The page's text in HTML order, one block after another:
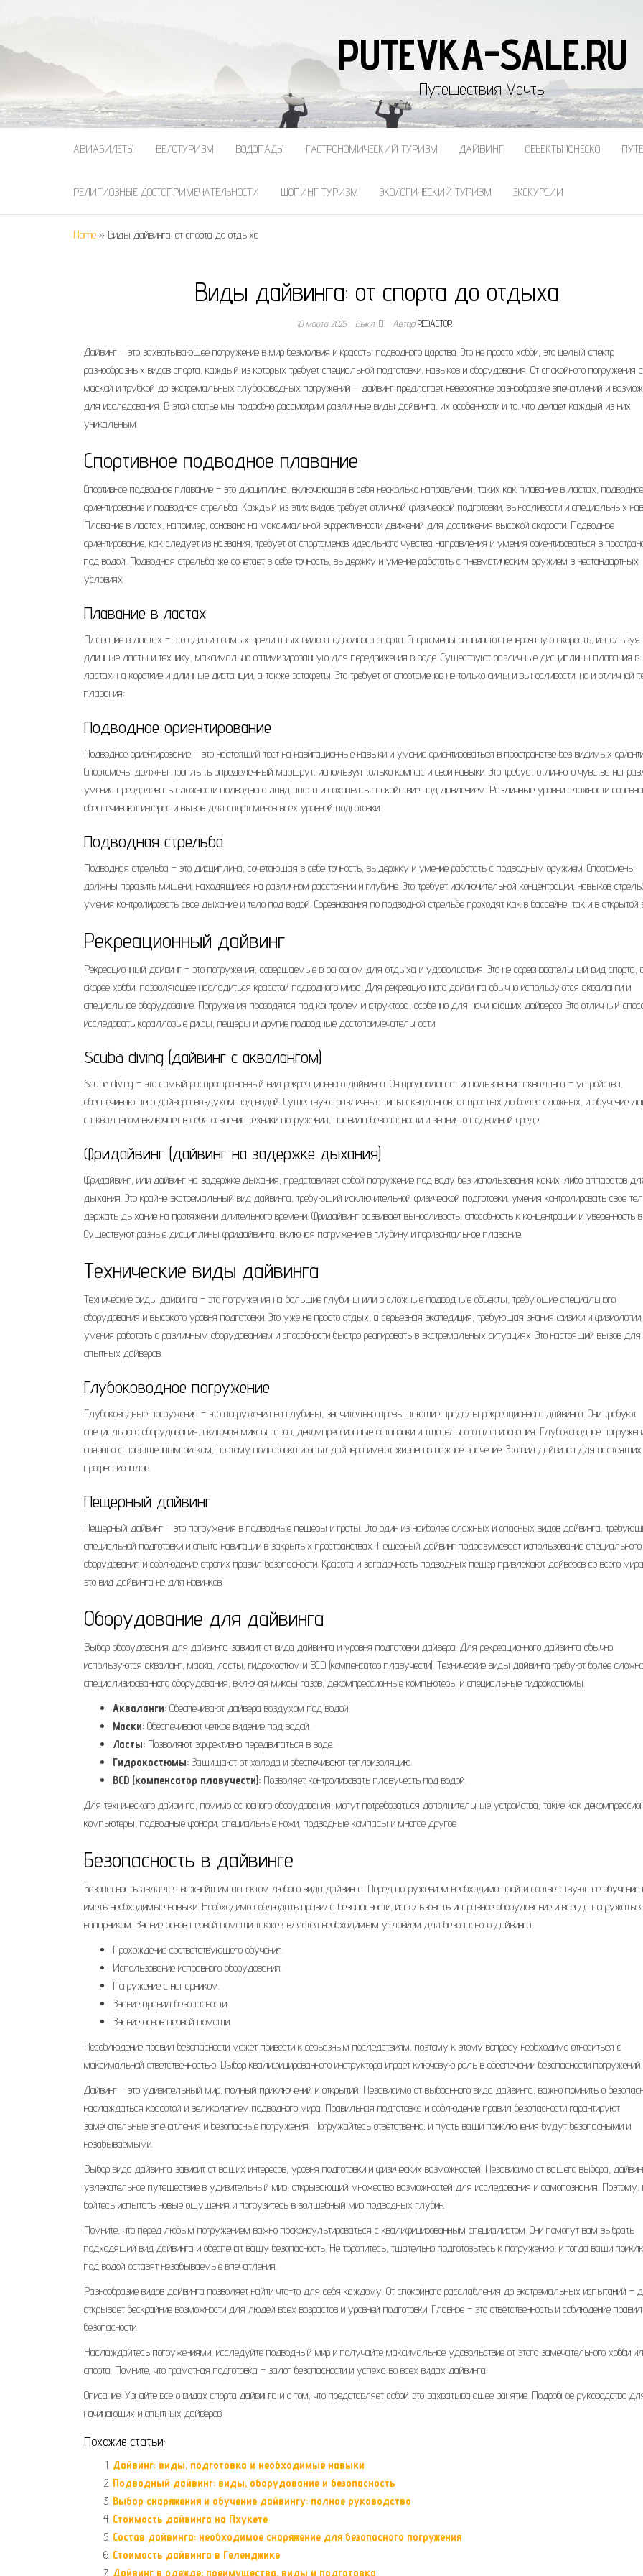
PUTEVKA-SALE.RU
Путешествия Мечты
АВИАБИЛЕТЫ ВЕЛОТУРИЗМ ВОДОПАДЫ ГАСТРОНОМИЧЕСКИЙ ТУРИЗМ ДАЙВИНГ ОБЪЕКТЫ ЮНЕСКО
РЕЛИГИОЗНЫЕ ДОСТОПРИМЕЧАТЕЛЬНОСТИ ШОПИНГ ТУРИЗМ ЭКОЛОГИЧЕСКИЙ ТУРИЗМ ЭКСКУРСИИ
Home » Виды дайвинга: от спорта до отдыха
Виды дайвинга: от спорта до отдыха
10 марта 2025 Выкл. АвторREDACTOR
Дайвинг – это захватывающее погружение в мир безмолвия и красоты подводного царства. Это не просто хобби, это целый спектр
разнообразных видов спорта, каждый из которых требует специальной подготовки, навыков и оборудования. От спокойного погружения с
маской и трубкой до экстремальных глубоководных погружений – дайвинг предлагает невероятное разнообразие впечатлений и
для исследования. В этой статье мы подробно рассмотрим различные виды дайвинга, их особенности и то, что делает каждый из них
уникальным.
Спортивное подводное плавание
Спортивное подводное плавание – это дисциплина, включающая в себя несколько направлений, таких как плавание в ластах, подводное
ориентирование и подводная стрельба. Каждый из этих видов требует отличной физической подготовки, выносливости и специальных
Плавание в ластах, например, основано на максимальной эффективности движений для достижения высокой скорости. Подводное
ориентирование, как следует из названия, требует от спортсменов идеального чувства направления и умения ориентироваться в
под водой. Подводная стрельба же сочетает в себе точность, выдержку и умение работать с пневматическим оружием в нестандартных
условиях.
Плавание в ластах
Плавание в ластах – это один из самых зрелищных видов подводного спорта. Спортсмены развивают невероятную скорость, используя
длинные ласты и технику, максимально оптимизированную для передвижения в воде. Существуют различные дисциплины плавания в
ластах: на короткие и длинные дистанции, а также эстафеты. Это требует от спортсменов не только силы и выносливости, но и отличной
плавания;
Подводное ориентирование
Подводное ориентирование – это настоящий тест на навигационные навыки и умение ориентироваться в пространстве без видимых
Спортсмены должны проплыть определенный маршрут, используя только компас и свои навыки. Это требует отличного чувства
умения преодолевать сложности подводного ландшафта и сохранять спокойствие под давлением. Различные уровни сложности
обеспечивают интерес и вызов для спортсменов всех уровней подготовки.
Подводная стрельба
Подводная стрельба – это дисциплина, сочетающая в себе точность, выдержку и умение работать с подводным оружием. Спортсмены
должны поразить мишени, находящиеся на различном расстоянии и глубине. Это требует исключительной концентрации, навыков
умения контролировать свое дыхание и тело под водой. Соревнования по подводной стрельбе проходят как в бассейне, так и в открытой
Рекреационный дайвинг
Рекреационный дайвинг – это погружения, совершаемые в основном для отдыха и удовольствия. Это не соревновательный вид спорта,
скорее хобби, позволяющее насладиться красотой подводного мира. Для рекреационного дайвинга обычно используются акваланги и
специальное оборудование. Погружения проводятся под контролем инструктора, особенно для начинающих дайверов. Это отличный
исследовать коралловые рифы, пещеры и другие подводные достопримечательности.
Scuba diving (дайвинг с аквалангом)
Scuba diving – это самый распространенный вид рекреационного дайвинга. Он предполагает использование акваланга – устройства,
обеспечивающего дайвера воздухом под водой. Существуют различные типы аквалангов, от простых до более сложных, и обучение
с аквалангом включает в себя освоение техники погружения, правила безопасности и знания о подводной среде.
Фридайвинг (дайвинг на задержке дыхания)
Фридайвинг, или дайвинг на задержке дыхания, представляет собой погружение под воду без использования каких-либо аппаратов
дыхания. Это крайне экстремальный вид дайвинга, требующий исключительной физической подготовки, умения контролировать свое
держать дыхание на протяжении длительного времени. Фридайвинг развивает выносливость, способность к концентрации и уверенность
Существуют разные дисциплины фридайвинга, включая погружение в глубину и горизонтальное плавание.
Технические виды дайвинга
Технические виды дайвинга – это погружения на большие глубины или в сложные подводные объекты, требующие специального
оборудования и высокого уровня подготовки. Это уже не просто отдых, а серьезная экспедиция, требующая знания физики и физиологии,
умения работать с различным оборудованием и способности быстро реагировать в экстремальных ситуациях. Это настоящий вызов для
опытных дайверов.
Глубоководное погружение
Глубоководные погружения – это погружения на глубины, значительно превышающие пределы рекреационного дайвинга. Они требуют
специального оборудования, включая миксы газов, декомпрессионные остановки и тщательного планирования. Глубоководное
связано с повышенным риском, поэтому подготовка и опыт дайвера имеют жизненно важное значение. Это вид дайвинга для настоящих
профессионалов.
Пещерный дайвинг
Пещерный дайвинг – это погружения в подводные пещеры и гроты. Это один из наиболее сложных и опасных видов дайвинга,
специальной подготовки и опыта навигации в закрытых пространствах. Пещерный дайвинг подразумевает использование специального
оборудования и соблюдение строгих правил безопасности. Красота и загадочность подводных пещер привлекают дайверов со всего
это вид дайвинга не для новичков.
Оборудование для дайвинга
Выбор оборудования для дайвинга зависит от вида дайвинга и уровня подготовки дайвера. Для рекреационного дайвинга обычно
используются акваланг, маска, ласты, гидрокостюм и BCD (компенсатор плавучести). Технические виды дайвинга требуют более
специализированного оборудования, включая миксы газов, декомпрессионные компьютеры и специальные гидрокостюмы.
Акваланги: Обеспечивают дайвера воздухом под водой.
Маски: Обеспечивают четкое видение под водой.
Ласты: Позволяют эффективно передвигаться в воде.
Гидрокостюмы: Защищают от холода и обеспечивают теплоизоляцию.
BCD (компенсатор плавучести): Позволяет контролировать плавучесть под водой.
Для технического дайвинга, помимо основного оборудования, могут потребоваться дополнительные устройства, такие как
компьютеры, подводные фонари, специальные ножи, подводные компасы и многое другое.
Безопасность в дайвинге
Безопасность является важнейшим аспектом любого вида дайвинга. Перед погружением необходимо пройти соответствующее обучение
иметь необходимые навыки. Необходимо соблюдать правила безопасности, использовать исправное оборудование и всегда
напарником. Знание основ первой помощи также является необходимым условием для безопасного дайвинга.
Прохождение соответствующего обучения.
Использование исправного оборудования.
Погружение с напарником.
Знание правил безопасности.
Знание основ первой помощи.
Несоблюдение правил безопасности может привести к серьезным последствиям, поэтому к этому вопросу необходимо относиться с
максимальной ответственностью. Выбор квалифицированного инструктора играет ключевую роль в обеспечении безопасности погружений.
Дайвинг – это удивительный мир, полный приключений и открытий. Независимо от выбранного вида дайвинга, важно помнить о
наслаждаться красотой и великолепием подводного мира. Правильная подготовка и соблюдение правил безопасности гарантируют
замечательные впечатления и безопасные погружения. Погружайтесь ответственно, и пусть ваши приключения будут безопасными и
незабываемыми.
Выбор вида дайвинга зависит от ваших интересов, уровня подготовки и физических возможностей. Независимо от вашего выбора,
увлекательное путешествие в удивительный мир, открывающий множество возможностей для исследования и самопознания. Поэтому,
бойтесь испытать новые ощущения и погрузитесь в волшебный мир подводных глубин.
Помните, что перед любым погружением важно проконсультироваться с квалифицированным специалистом. Они помогут вам выбрать
подходящий вид дайвинга и обеспечат вашу безопасность. Не торопитесь, тщательно подготовьтесь к погружению, и тогда ваши
под водой оставят незабываемые впечатления.
Разнообразие видов дайвинга позволяет найти что-то для себя каждому. От спокойного расслабления до экстремальных испытаний –
открывает бескрайние возможности для людей всех возрастов и уровней подготовки. Главное – это ответственность и соблюдение правил
безопасности.
Наслаждайтесь погружениями, исследуйте подводный мир и получайте максимальное удовольствие от этого замечательного хобби
спорта. Помните, что грамотная подготовка – залог безопасности и успеха во всех видах дайвинга.
Описание: Узнайте все о видах спорта дайвинга и о том, что представляет собой это захватывающее занятие. Подробное руководство
начинающих и опытных дайверов.
Похожие статьи:
Дайвинг: виды, подготовка и необходимые навыки
Подводный дайвинг: виды, оборудование и безопасность
Выбор снаряжения и обучение дайвингу: полное руководство
Стоимость дайвинга на Пхукете
Состав дайвинга: необходимое снаряжение для безопасного погружения
Стоимость дайвинга в Геленджике
Дайвинг в одежде: преимущества, виды и подготовка